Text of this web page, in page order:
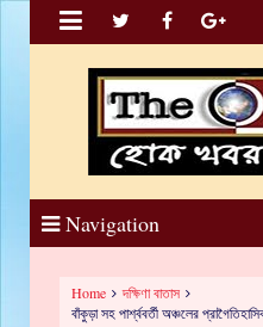

Navigation
Home
দক্ষিণা বাতাস
বাঁকুড়া সহ পার্শ্ববর্তী অঞ্চলের